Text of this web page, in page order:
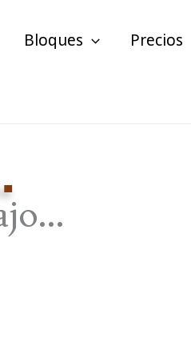
Bloques Precios